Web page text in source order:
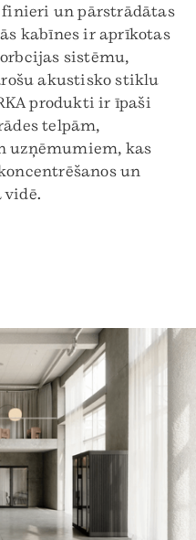
un pārstrādātas
kabīnes ir aprīkotas
sistēmu,
akustisko stiklu
produkti ir īpaši
telpām,
uzņēmumiem, kas
un
vidē.